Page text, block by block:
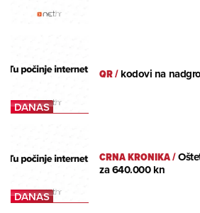
QR/kodovi na
CRNA KRONIKA/
za 640.000 kn